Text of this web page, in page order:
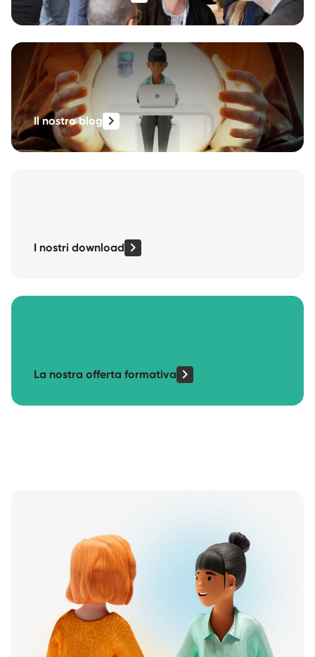
Il nostro blog
I nostri download
La nostra offerta formativa